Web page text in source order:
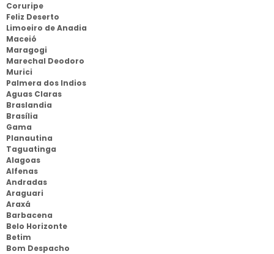
Coruripe
Feliz Deserto
Limoeiro de Anadia
Maceió
Maragogi
Marechal Deodoro
Murici
Palmera dos Indios
Aguas Claras
Braslandia
Brasília
Gama
Planautina
Taguatinga
Alagoas
Alfenas
Andradas
Araguari
Araxá
Barbacena
Belo Horizonte
Betim
Bom Despacho